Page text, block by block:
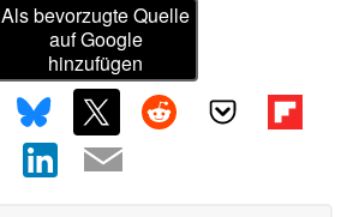
Als bevorzugte Quelle
auf Google
hinzufügen